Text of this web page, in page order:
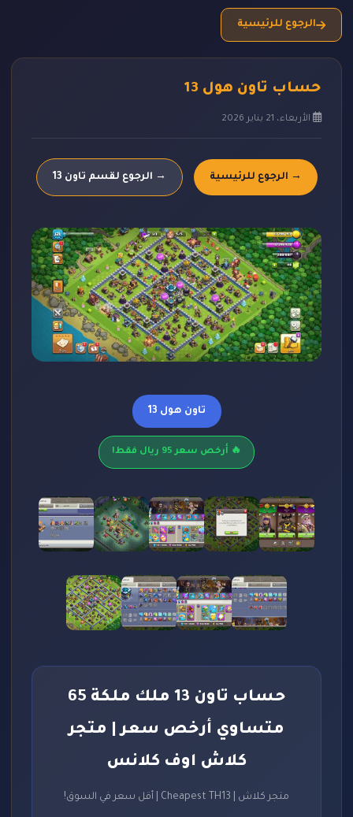
الرجوع للرئيسية
حساب تاون هول 13
الأربعاء، 21 يناير 2026
→ الرجوع للرئيسية → الرجوع لقسم تاون 13
تاون هول 13
🔥 أرخص سعر 95 ريال فقط!
حساب تاون 13 ملك ملكة 65
متساوي أرخص سعر | متجر
كلاش اوف كلانس
متجر كلاش | Cheapest TH13 | أقل سعر في السوق!